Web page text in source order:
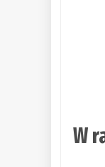
W